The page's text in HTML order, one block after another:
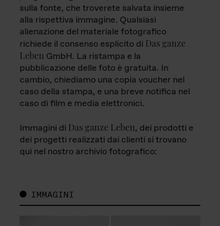
sulla fonte, che troverete salvata insieme
alla rispettiva immagine. Qualsiasi
alienazione del materiale fotografico
richiede il consenso esplicito di Das ganze
Leben GmbH. La ristampa e la
pubblicazione delle foto è gratuita. In
cambio, chiediamo una copia voucher nel
caso della stampa, e una breve notifica nel
caso di film e media elettronici.
Immagini di Das ganze Leben, dei prodotti e
dei progetti realizzati dai clienti si trovano
qui nel nostro archivio fotografico:
IMMAGINI